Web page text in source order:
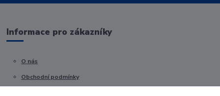
Informace pro zákazníky
O nás
Obchodní podmínky